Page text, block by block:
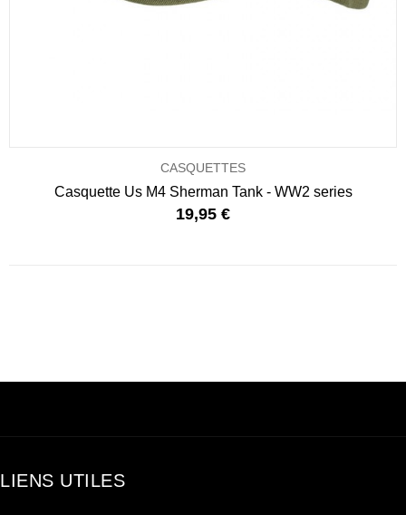
CASQUETTES
Casquette Us M4 Sherman Tank - WW2 series
19,95 €
LIENS UTILES